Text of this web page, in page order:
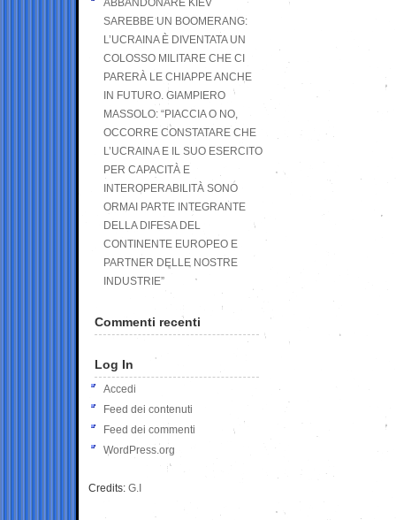
ABBANDONARE KIEV
SAREBBE UN BOOMERANG:
L’UCRAINA È DIVENTATA UN
COLOSSO MILITARE CHE CI
PARERÀ LE CHIAPPE ANCHE
IN FUTURO. GIAMPIERO
MASSOLO: “PIACCIA O NO,
OCCORRE CONSTATARE CHE
L’UCRAINA E IL SUO ESERCITO
PER CAPACITÀ E
INTEROPERABILITÀ SONO
ORMAI PARTE INTEGRANTE
DELLA DIFESA DEL
CONTINENTE EUROPEO E
PARTNER DELLE NOSTRE
INDUSTRIE”
Commenti recenti
Log In
Accedi
Feed dei contenuti
Feed dei commenti
WordPress.org
Credits: G.I